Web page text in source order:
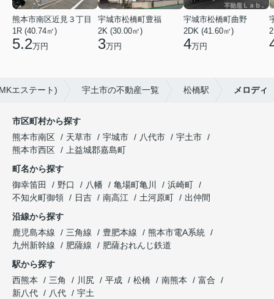
熊本市南区近見３丁目
1R (40.74㎡)
5.2万円
宇城市松橋町豊福
2K (30.00㎡)
3万円
宇城市松橋町曲野
2DK (41.60㎡)
4万円
エステート) 宇土市の不動産一覧 松橋駅 メロディ
市区町村から探す
熊本市南区
天草市 宇城市 八代市
宇土市
熊本市西区
上益城郡嘉島町
町名から探す
御幸笛田
野口 八幡 亀場町亀川
浜崎町
不知火町御領
日吉 南高江 土河原町
出仲間
沿線から探す
鹿児島本線
三角線 豊肥本線
熊本市電A系統
九州新幹線
肥薩線
肥薩おれんじ鉄道
駅から探す
西熊本
三角 川尻 平成 松橋 南熊本
富合
新八代
八代 宇土